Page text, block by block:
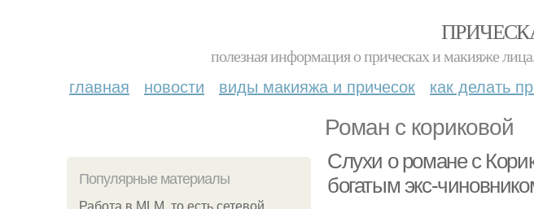
полезная информация о прическах и макияже
главная новости виды макияжа и причесок как делать
Роман с кориковой
Популярные материалы
Работа в MLM, то есть сетевой
Слухи о романе с
богатым экс-